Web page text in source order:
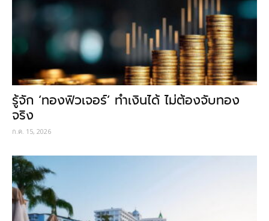
รู้จัก ‘ทองฟิวเจอร์’ ทำเงินได้ ไม่ต้องจับทอง
จริง
ก.ค. 15, 2026